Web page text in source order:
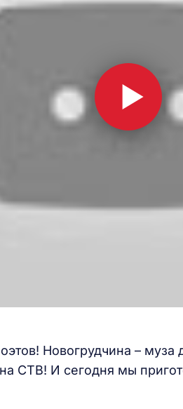
Новогрудчина – муза
СТВ! И сегодня мы